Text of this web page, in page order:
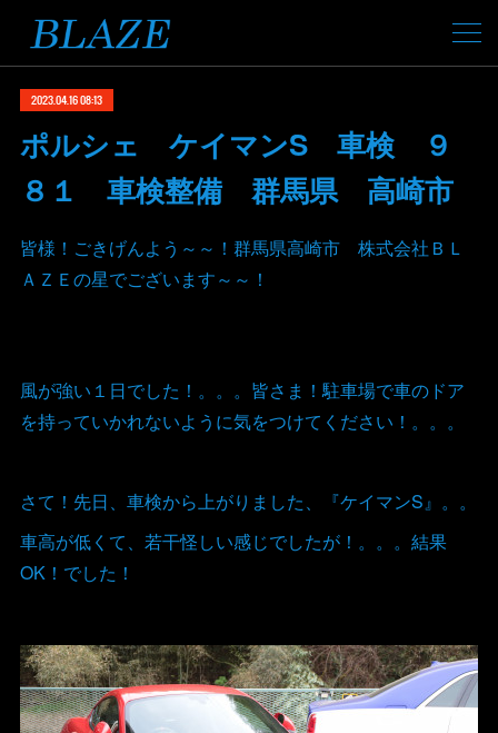
2023.04.16 08:13
ポルシェ ケイマンS 車検 ９
８１ 車検整備 群馬県 高崎市
皆様！ごきげんよう～～！群馬県高崎市 株式会社ＢＬ
ＡＺＥの星でございます～～！
風が強い１日でした！。。。皆さま！駐車場で車のドア
を持っていかれないように気をつけてください！。。。
さて！先日、車検から上がりました、『ケイマンS』。。
車高が低くて、若干怪しい感じでしたが！。。。結果
OK！でした！